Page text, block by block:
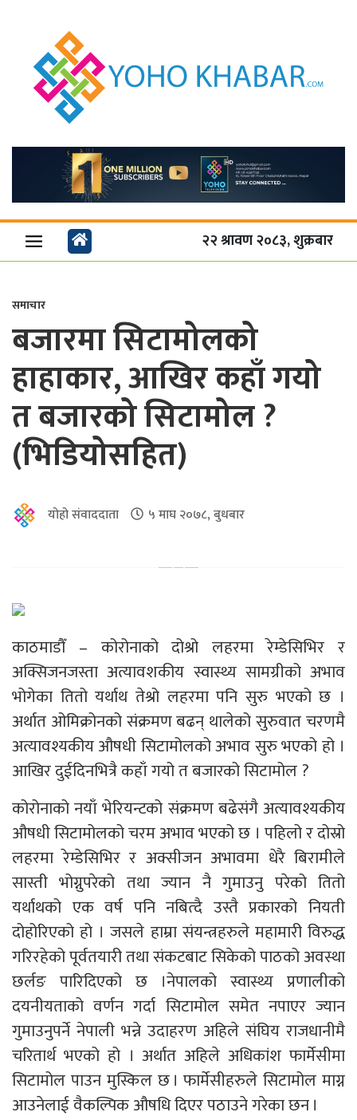
२२ श्रावण २०८३, शुक्रबार
समाचार
बजारमा सिटामोलको
हाहाकार, आखिर कहाँ गयो
त बजारको सिटामोल ?
(भिडियोसहित)
योहो संवाददाता ५ माघ २०७८, बुधबार
काठमाडौँ – कोरोनाको दोश्रो लहरमा रेम्डेसिभिर र
अक्सिजनजस्ता अत्यावशकीय स्वास्थ्य सामग्रीको अभाव
भोगेका तितो यर्थाथ तेश्रो लहरमा पनि सुरु भएको छ ।
अर्थात ओमिक्रोनको संक्रमण बढन् थालेको सुरुवात चरणमै
अत्यावश्यकीय औषधी सिटामोलको अभाव सुरु भएको हो ।
आखिर दुईदिनभित्रै कहाँ गयो त बजारको सिटामोल ?
कोरोनाको नयाँ भेरियन्टको संक्रमण बढेसंगै अत्यावश्यकीय
औषधी सिटामोलको चरम अभाव भएको छ । पहिलो र दोस्रो
लहरमा रेम्डेसिभिर र अक्सीजन अभावमा धेरै बिरामीले
सास्ती भोग्नुपरेको तथा ज्यान नै गुमाउनु परेको तितो
यर्थाथको एक वर्ष पनि नबित्दै उस्तै प्रकारको नियती
दोहोरिएको हो । जसले हाम्रा संयन्त्रहरुले महामारी विरुद्ध
गरिरहेको पूर्वतयारी तथा संकटबाट सिकेको पाठको अवस्था
छर्लङ पारिदिएको छ ।नेपालको स्वास्थ्य प्रणालीको
दयनीयताको वर्णन गर्दा सिटामोल समेत नपाएर ज्यान
गुमाउनुपर्ने नेपाली भन्ने उदाहरण अहिले संघिय राजधानीमै
चरितार्थ भएको हो । अर्थात अहिले अधिकांश फार्मेसीमा
सिटामोल पाउन मुस्किल छ । फार्मेसीहरुले सिटामोल माग्न
आउनेलाई वैकल्पिक औषधि दिएर पठाउने गरेका छन ।